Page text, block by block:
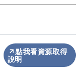
點我看資源取得
說明